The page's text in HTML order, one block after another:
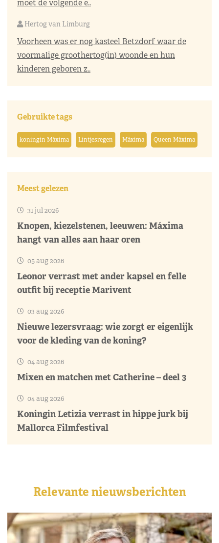
moet de volgende e..
Hertog van Limburg
Voorheen was er nog kasteel Betzdorf waar de
voormalige groothertog(in) woonde en hun
kinderen geboren z..
Gebruikte tags
koningin Máxima Lintjesregen Máxima Queen Máxima
Meest gelezen
31 jul 2026
Knopen, kiezelstenen, leeuwen: Máxima
hangt van alles aan haar oren
05 aug 2026
Leonor verrast met ander kapsel en felle
outfit bij receptie Marivent
03 aug 2026
Nieuwe lezersvraag: wie zorgt er eigenlijk
voor de kleding van de koning?
04 aug 2026
Mixen en matchen met Catherine – deel 3
04 aug 2026
Koningin Letizia verrast in hippe jurk bij
Mallorca Filmfestival
Relevante nieuwsberichten